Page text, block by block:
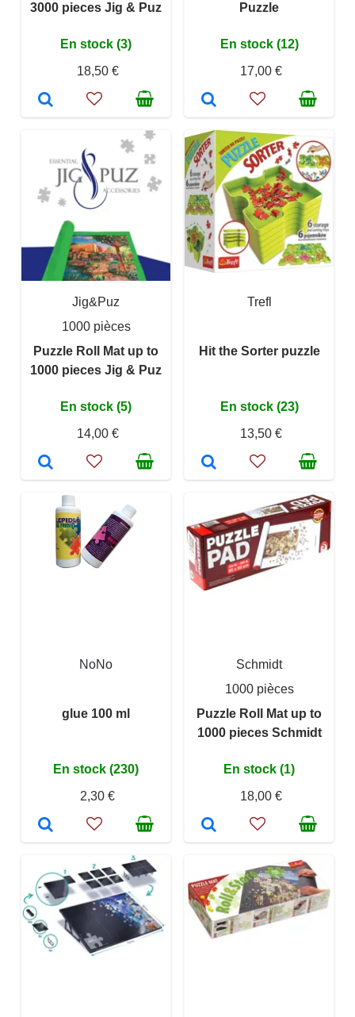
3000 pieces Jig & Puz
En stock (3)
18,50 €
Puzzle
En stock (12)
17,00 €
Jig&Puz
1000 pièces
Puzzle Roll Mat up to
1000 pieces Jig & Puz
En stock (5)
14,00 €
Trefl
Hit the Sorter puzzle
En stock (23)
13,50 €
NoNo
glue 100 ml
En stock (230)
2,30 €
Schmidt
1000 pièces
Puzzle Roll Mat up to
1000 pieces Schmidt
En stock (1)
18,00 €